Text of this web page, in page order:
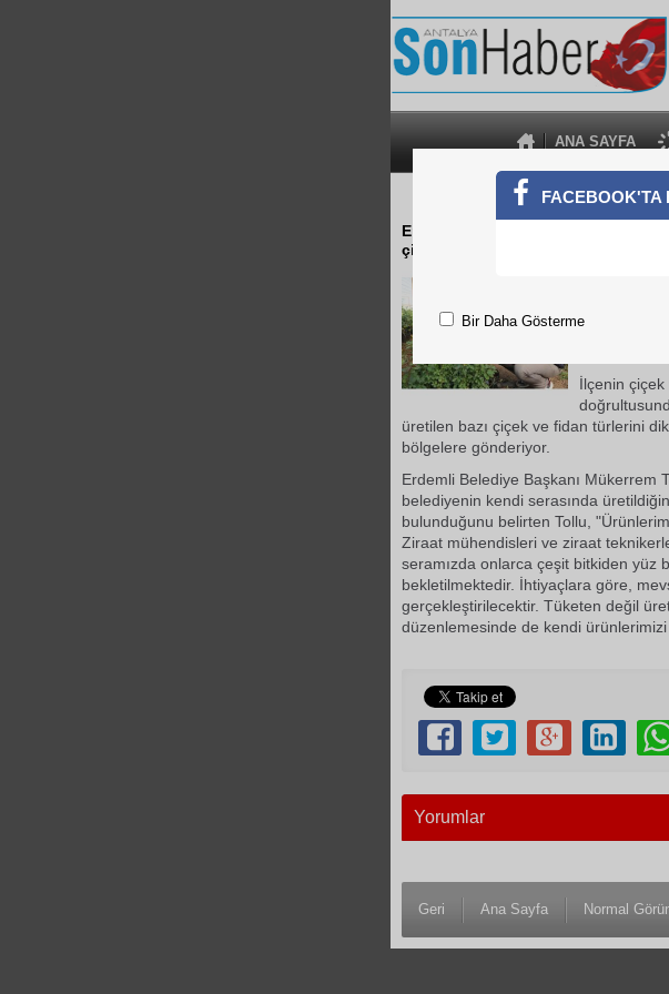
ANA SAYFA
BELEDİYE
Erdemli Belediyesi, yeşil bir ilçe
çiçek ve ağaç fidanlarını
Erdemli
ihtiyaç
İlçenin çiçek
üretilen bazı çiçek ve fidan türlerini
bölgelere gönderiyor.
Erdemli Belediye Başkanı Mükerrem
belediyenin kendi serasında
bulunduğunu belirten Tollu,
Ziraat mühendisleri ve ziraat
seramızda onlarca çeşit bitkiden yüz
bekletilmektedir. İhtiyaçlara göre,
gerçekleştirilecektir. Tüketen değil
düzenlemesinde de kendi
Yorumlar
Geri Ana Sayfa Normal
FACEBOOK'TA
Bir Daha Gösterme